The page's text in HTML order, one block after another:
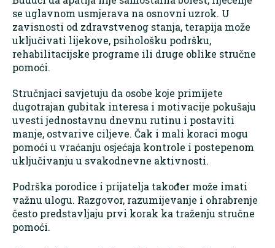
se uglavnom usmjerava na osnovni uzrok. U
zavisnosti od zdravstvenog stanja, terapija može
uključivati lijekove, psihološku podršku,
rehabilitacijske programe ili druge oblike stručne
pomoći.
Stručnjaci savjetuju da osobe koje primijete
dugotrajan gubitak interesa i motivacije pokušaju
uvesti jednostavnu dnevnu rutinu i postaviti
manje, ostvarive ciljeve. Čak i mali koraci mogu
pomoći u vraćanju osjećaja kontrole i postepenom
uključivanju u svakodnevne aktivnosti.
Podrška porodice i prijatelja također može imati
važnu ulogu. Razgovor, razumijevanje i ohrabrenje
često predstavljaju prvi korak ka traženju stručne
pomoći.